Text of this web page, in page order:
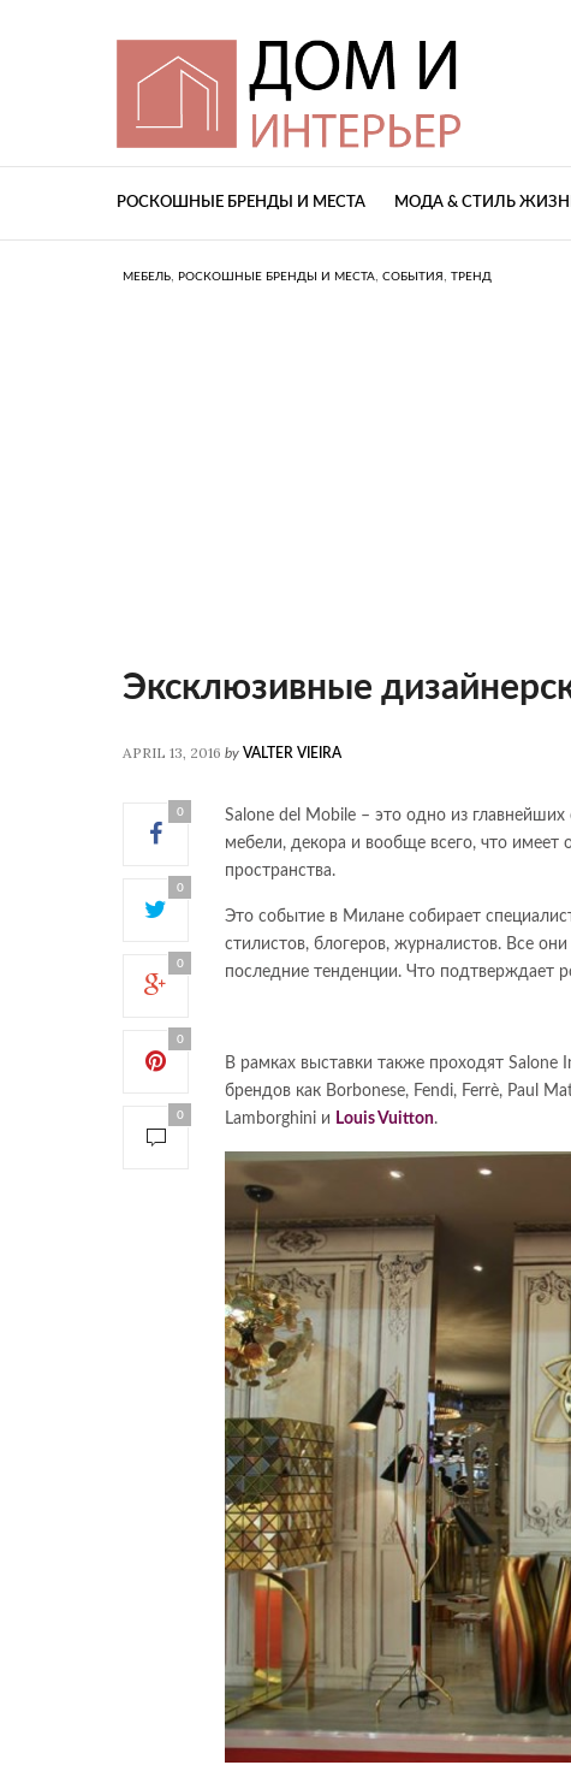
РОСКОШНЫЕ БРЕНДЫ И МЕСТА МОДА & СТИЛЬ
МЕБЕЛЬ, РОСКОШНЫЕ БРЕНДЫ И МЕСТА, СОБЫТИЯ , ТРЕНД
Эксклюзивные
APRIL 13, 2016 by VALTER VIEIRA
0
0
0
0
0
Salone del Mobile – это одно из
мебели, декора и вообще всего, что имеет
пространства.
Это событие в Милане собирает
стилистов, блогеров, журналистов. Все
последние тенденции. Что подтверждает
В рамках выставки также проходят Salone
брендов как Borbonese, Fendi, Ferrè, Paul
Lamborghini и Louis Vuitton.